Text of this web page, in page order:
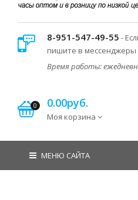
8-951-547-49-55 -
пишите в мессенджеры
Время работы:
0 0.00руб.
Моя корзина
МЕНЮ САЙТА